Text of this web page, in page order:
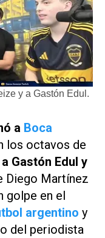
y a Gastón Edul.
a Boca
los octavos de
Gastón Edul y
Diego Martínez
golpe en el
argentino y
del periodista